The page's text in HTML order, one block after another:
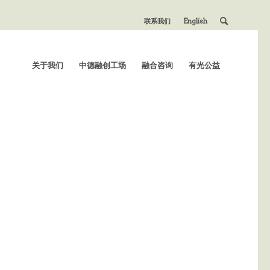
联系我们 English
关于我们 中德融创工场 融合咨询 有光公益